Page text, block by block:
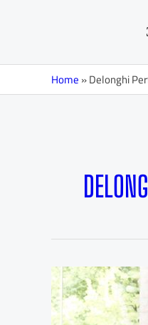
Home»Delonghi